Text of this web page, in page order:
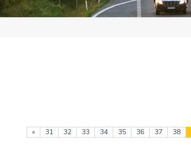
« 31 32 33 34 35 36 37 38